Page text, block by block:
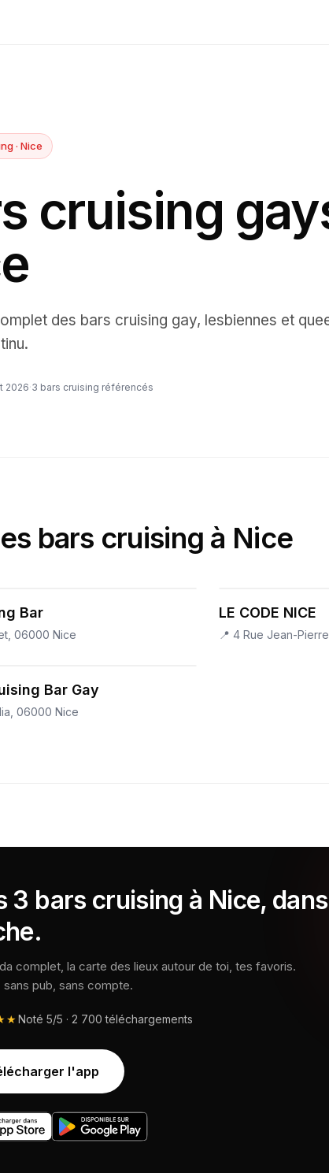
· Nice
cruising
des bars cruising gay, lesbiennes et
2026·3 bars cruising référencés
bars cruising à Nice
Bar
06000 Nice
LE CODE NICE
📍 4 Rue Jean-
Bar Gay
06000 Nice
3 bars cruising à Nice,
complet, la carte des lieux autour de toi, tes favoris.
sans pub, sans compte.
Noté 5/5 · 2 700 téléchargements
l'app